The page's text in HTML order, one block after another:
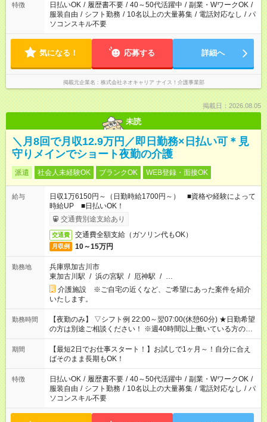
特徴 日払いOK / 履歴書不要 / 40～50代活躍中 / 副業・WワークOK /
服装自由 / シフト勤務 / 10名以上の大量募集 / 電話対応なし / パ
ソコンスキル不要
気になる！ 応募する 詳細へ
掲載元企業名 株式会社ネオキャリア ナイス！介護事業部
掲載日：2026.08.05
未読
＼月8回で月収12.9万円／即日勤務×日払い可＊見
守りメインでショート夜勤の介護
派遣 社会人未経験OK ブランクOK WEB登録・面接OK
給与
日収1万6150円～（日勤時給1700円～） ■資格や経験によって
時給UP ■日払いOK！
交通費別途支給あり
交通費 交通費全額支給（ガソリン代もOK）
月収例 10～15万円
勤務地
兵庫県加古川市
東加古川駅 / 浜の宮駅 / 厄神駅 / …
介護施設 ※ご自宅の近くなど、ご希望にあった案件を紹介
いたします。
勤務時間
【夜勤のみ】 ▽シフト例 22:00～翌07:00(休憩60分) ★日勤希望
の方は別途ご相談ください！ ※週40時間以上働いている方のW
ワークはNG
期間
【最短2日でお仕事スタート！】お試しで1ヶ月～！自分に合え
ばそのまま長期もOK！
特徴 日払いOK / 履歴書不要 / 40～50代活躍中 / 副業・WワークOK /
服装自由 / シフト勤務 / 10名以上の大量募集 / 電話対応なし / パ
ソコンスキル不要